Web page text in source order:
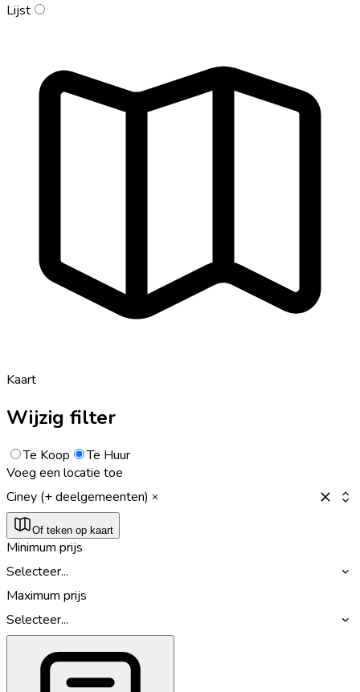
Lijst
Kaart
Wijzig filter
Te Koop
Te Huur
Voeg een locatie toe
Ciney (+ deelgemeenten)
Of teken op kaart
Minimum prijs
Selecteer...
Maximum prijs
Selecteer...